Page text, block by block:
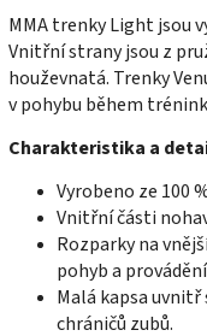
MMA trenky Light jsou
Vnitřní strany jsou z
houževnatá. Trenky
v pohybu během
Charakteristika a
Vyrobeno ze 100
Vnitřní části
Rozparky na
pohyb a
Malá kapsa
chráničů zubů.